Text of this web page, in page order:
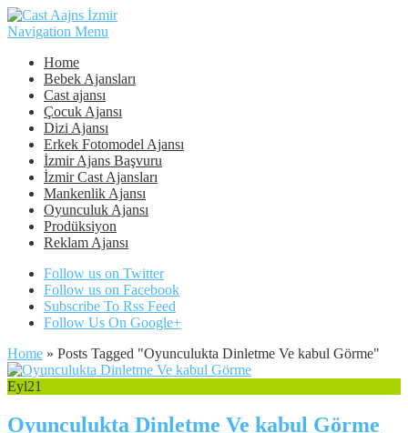
Navigation Menu
Home
Bebek Ajansları
Cast ajansı
Çocuk Ajansı
Dizi Ajansı
Erkek Fotomodel Ajansı
İzmir Ajans Başvuru
İzmir Cast Ajansları
Mankenlik Ajansı
Oyunculuk Ajansı
Prodüksiyon
Reklam Ajansı
Follow us on Twitter
Follow us on Facebook
Subscribe To Rss Feed
Follow Us On Google+
Home » Posts Tagged "Oyunculukta Dinletme Ve kabul Görme"
Eyl21
Oyunculukta Dinletme Ve kabul Görme